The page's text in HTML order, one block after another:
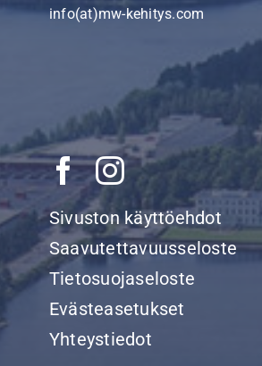
info(at)mw-kehitys.com
Sivuston käyttöehdot
Saavutettavuusseloste
Tietosuojaseloste
Evästeasetukset
Yhteystiedot